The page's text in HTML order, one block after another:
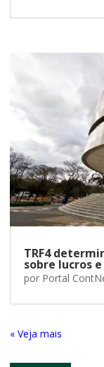
TRF4
sobre lucros
por Portal
« Entradas Antigas